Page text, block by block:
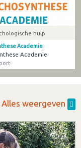
hulp
Academie
Academie
Alles weergeven